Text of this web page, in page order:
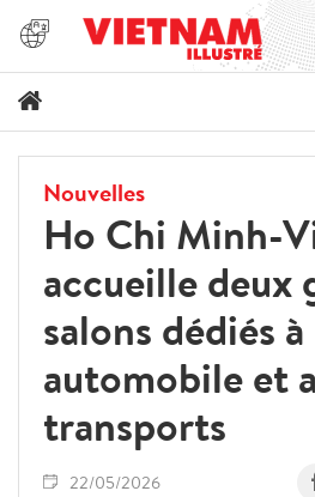
Nouvelles
Ho Chi Minh-
accueille deux
salons dédiés
automobile et
transports
22/05/2026